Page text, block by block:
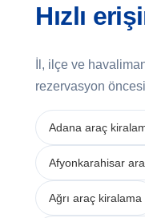
Hızlı
İl, ilçe ve
rezervasyon
Adana araç
Afyonkarahisar
Ağrı araç kiralama